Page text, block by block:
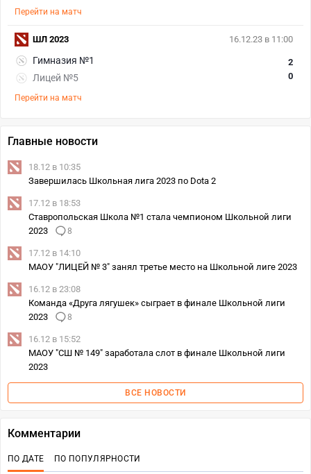
Перейти на матч
16.12.23 в 11:00
Гимназия №1
Лицей №5
2
0
Перейти на матч
ШЛ 2023
Главные новости
18.12 в 10:35
Завершилась Школьная лига 2023 по Dota 2
17.12 в 18:53
Ставропольская Школа №1 стала чемпионом Школьной лиги
2023
8
17.12 в 14:10
МАОУ "ЛИЦЕЙ № 3" занял третье место на Школьной лиге 2023
16.12 в 23:08
Команда «Друга лягушек» сыграет в финале Школьной лиги
2023
8
16.12 в 15:52
МАОУ "СШ № 149" заработала слот в финале Школьной лиги
2023
ВСЕ НОВОСТИ
Комментарии
ПО ДАТЕ ПО ПОПУЛЯРНОСТИ